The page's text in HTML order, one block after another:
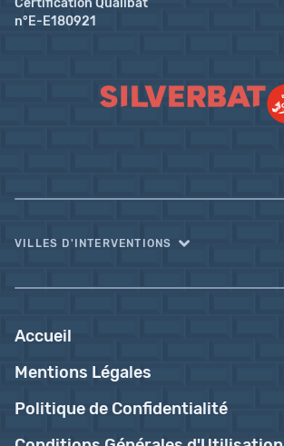
Certification Qualibat
n°E-E180921
VILLES D'INTERVENTIONS
Accueil
Mentions Légales
Politique de Confidentialité